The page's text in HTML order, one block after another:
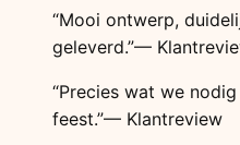
“Mooi ontwerp,
geleverd.”—
“Precies wat we
feest.”— Klantreview